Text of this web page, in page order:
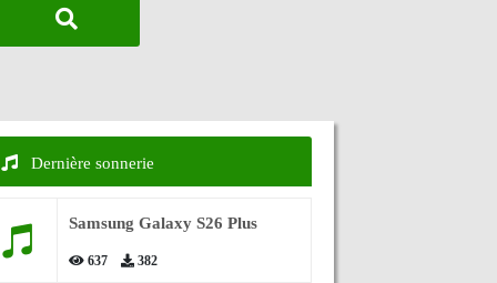
Dernière sonnerie
Samsung Galaxy S26 Plus
637 382